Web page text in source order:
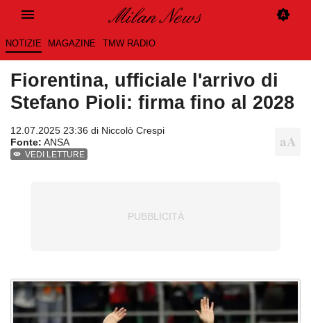
NOTIZIE MAGAZINE TMW RADIO
Fiorentina, ufficiale l'arrivo di
Stefano Pioli: firma fino al 2028
12.07.2025 23:36 di Niccolò Crespi
Fonte: ANSA
VEDI LETTURE